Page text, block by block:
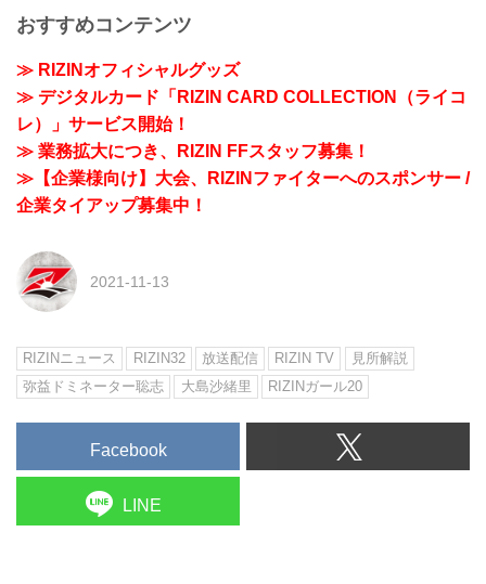
おすすめコンテンツ
≫ RIZINオフィシャルグッズ
≫ デジタルカード「RIZIN CARD COLLECTION（ライコ
レ）」サービス開始！
≫ 業務拡大につき、RIZIN FFスタッフ募集！
≫【企業様向け】大会、RIZINファイターへのスポンサー /
企業タイアップ募集中！
2021-11-13
RIZINニュース RIZIN32 放送配信 RIZIN TV
見所解説
弥益ドミネーター聡志
大島沙緒里 RIZINガール20
Facebook
LINE